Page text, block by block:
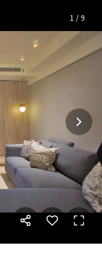
風|20坪
1 /9